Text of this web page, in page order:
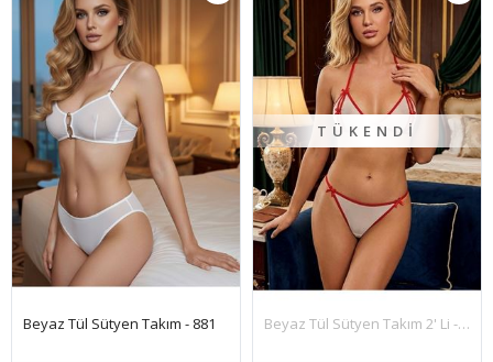
Beyaz Tül Sütyen Takım - 881
TÜKENDI
Beyaz Tül Sütyen Takım 2' Li - 6523